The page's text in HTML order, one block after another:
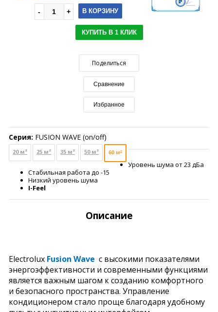
В КОРЗИНУ
КУПИТЬ В 1 КЛИК
Поделиться
Сравнение
Избранное
Серия: FUSION WAVE (on/off)
20 м² 25 м² 35 м² 50 м² 60 м²
Уровень шума от 23 дБа
Стабильная работа до -15
Низкий уровень шума
I-Feel
Описание
Electrolux Fusion Wave с высокими показателями
энергоэффективности и современными функциями
является важным шагом к созданию комфортного
и безопасного пространства. Управление
кондиционером стало проще благодаря удобному